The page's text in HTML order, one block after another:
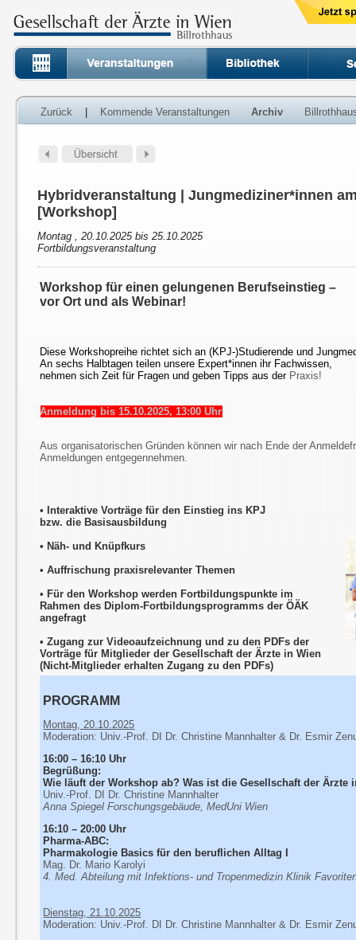
Zurück Kommende Veranstaltungen Archiv
Hybridveranstaltung | Jungmediziner*innen
[Workshop]
Montag , 20.10.2025 bis 25.10.2025
Fortbildungsveranstaltung
Workshop für einen gelungenen Berufseinstieg –
vor Ort und als Webinar!
Diese Workshopreihe richtet sich an (KPJ-)Studierende und
An sechs Halbtagen teilen unsere Expert*innen ihr Fachwissen,
nehmen sich Zeit für Fragen und geben Tipps aus derPraxis!
Anmeldung bis 15.10.2025, 13:00 Uhr
Aus organisatorischen Gründen können wir nach Ende der
Anmeldungen entgegennehmen.
• Interaktive Vorträge für den Einstieg ins KPJ
bzw. die Basisausbildung
• Näh- und Knüpfkurs
• Auffrischung praxisrelevanter Themen
• Für den Workshop werden Fortbildungspunkte im
Rahmen des Diplom-Fortbildungsprogramms der ÖÄK
angefragt
• Zugang zur Videoaufzeichnung und zu den PDFs der
Vorträge für Mitglieder der Gesellschaft der Ärzte in Wien
(Nicht-Mitglieder erhalten Zugang zu den PDFs)
PROGRAMM
Montag, 20.10.2025
Moderation: Univ.-Prof. DI Dr. Christine Mannhalter & Dr. Esmir
16:00 – 16:10 Uhr
Begrüßung:
Wie läuft der Workshop ab? Was ist die Gesellschaft der Ärzte
Univ.-Prof. DI Dr. Christine Mannhalter
Anna Spiegel Forschungsgebäude, MedUni Wien
16:10 – 20:00 Uhr
Pharma-ABC:
Pharmakologie Basics für den beruflichen Alltag I
Mag. Dr. Mario Karolyi
4. Med. Abteilung mit Infektions- und Tropenmedizin Klinik
Dienstag, 21.10.2025
Moderation: Univ.-Prof. DI Dr. Christine Mannhalter & Dr. Esmir